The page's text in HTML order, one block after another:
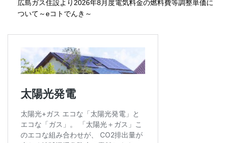
広島ガス住設より2026年8月度電気料金の燃料費等調整単価に
ついて～eコトでんき～